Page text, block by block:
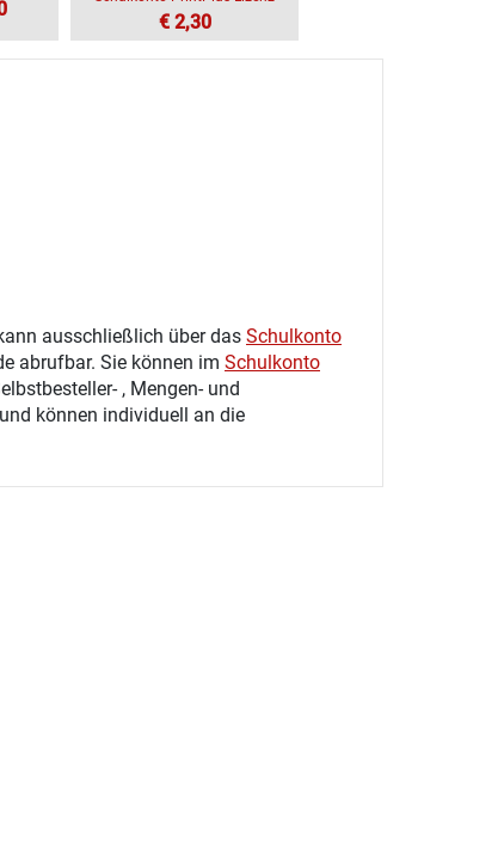
€ 2,30
ausschließlich über das Schulkonto
abrufbar. Sie können im Schulkonto
, Mengen- und
können individuell an die